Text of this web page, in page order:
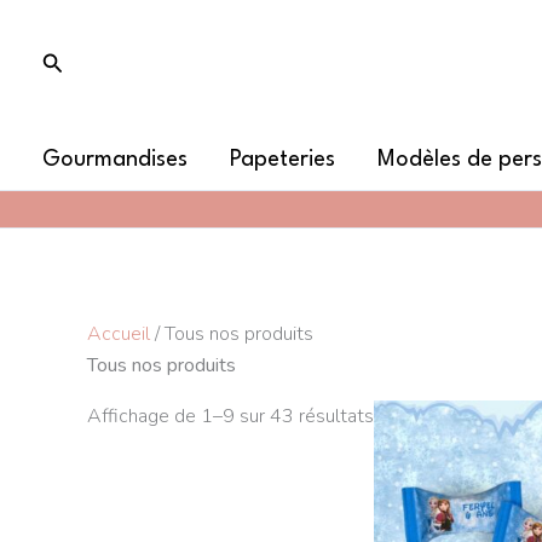
contenu
Rechercher
Gourmandises Papeteries Modèles de
Accueil/ Tous nos produits
Tous nos produits
Affichage de 1–9 sur 43 résultats
Ce
produit
a
plusieurs